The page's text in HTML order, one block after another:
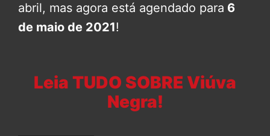
abril, mas agora está agendado para 6
de maio de 2021!
Leia TUDO SOBRE Viúva
Negra!